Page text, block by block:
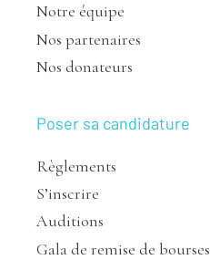
Notre équipe
Nos partenaires
Nos donateurs
Poser sa candidature
Règlements
S’inscrire
Auditions
Gala de remise de bourses